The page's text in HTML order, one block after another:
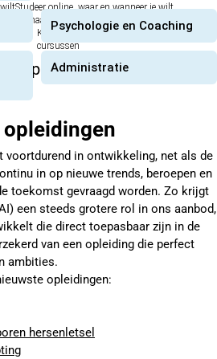
wiltStudeer online, waar en wanneer je wilt
Behaal een erkend diploma of certificaat
Kies uit meer dan 900 opleidingen en
cursussen
stappen
Psychologie en Coaching
Administratie
voortdurend in ontwikkeling, net als de
in op nieuwe trends, beroepen en
toekomst gevraagd worden. Zo krijgt
een steeds grotere rol in ons aanbod,
die direct toepasbaar zijn in de
van een opleiding die perfect
ambities.
opleidingen:
hersenletsel